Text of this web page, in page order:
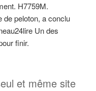
H7759M.
de peloton, a conclu
Un des
finir.
et même site